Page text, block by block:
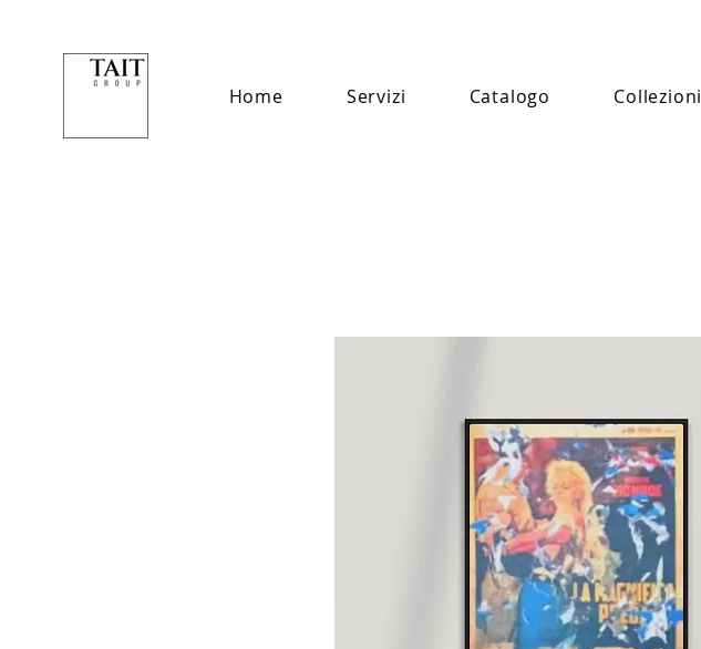
Home Servizi Catalogo Collezioni